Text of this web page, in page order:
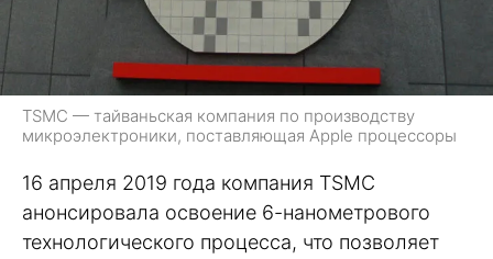
TSMC — тайваньская компания по производству
микроэлектроники, поставляющая Apple процессоры
16 апреля 2019 года компания TSMC
анонсировала освоение 6-нанометрового
технологического процесса, что позволяет